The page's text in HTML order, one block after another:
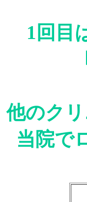
1回目
他のク
当院で